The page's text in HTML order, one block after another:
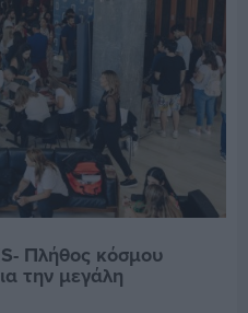
Πλήθος κόσμου
την μεγάλη